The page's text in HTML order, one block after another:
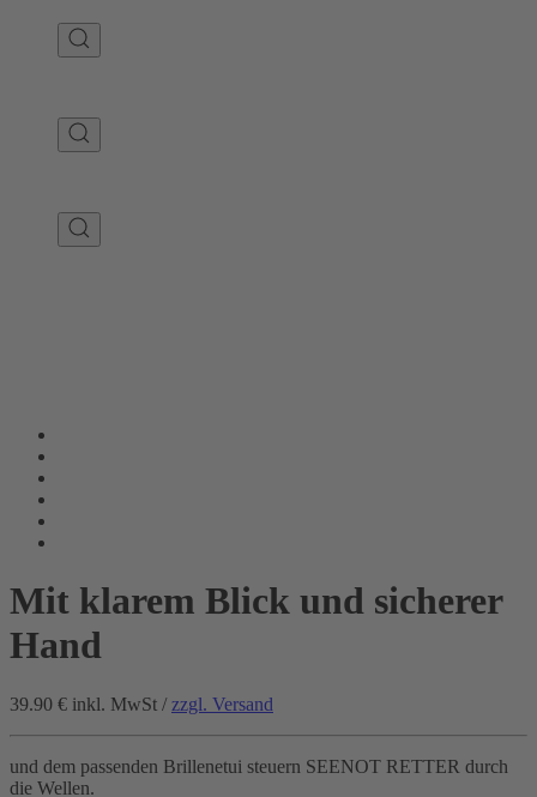
Mit klarem Blick und sicherer
Hand
39.90 € inkl. MwSt / zzgl. Versand
und dem passenden Brillenetui steuern SEENOT RETTER durch
die Wellen.